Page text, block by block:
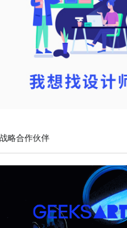
略合作伙伴